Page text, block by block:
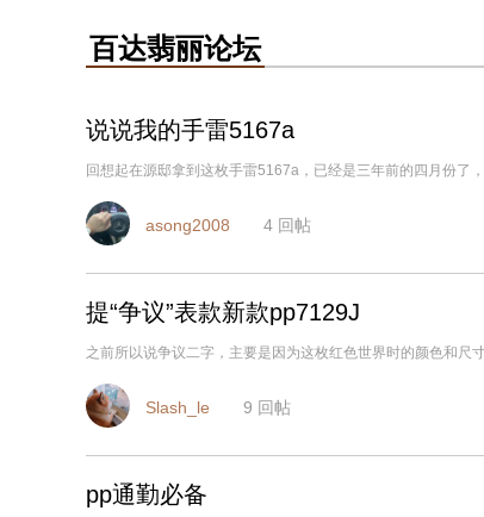
百达翡丽论坛
说说我的手雷5167a
回想起在源邸拿到这枚手雷5167a，已经是三年前的四月份了
asong2008 4 回帖
提“争议”表款新款pp7129J
之前所以说争议二字，主要是因为这枚红色世界时的颜色和尺
Slash_le 9 回帖
pp通勤必备